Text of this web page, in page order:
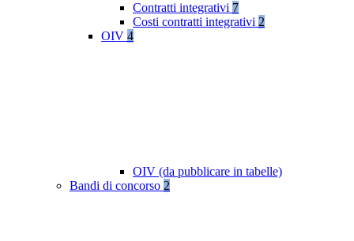
Contratti integrativi 7
Costi contratti integrativi 2
OIV 4
OIV (da pubblicare in tabelle)
Bandi di concorso 2